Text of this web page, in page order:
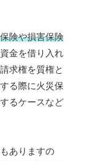
険や損害保険
金を借り入れ
求権を質権と
る際に火災保
るケースなど
ありますの